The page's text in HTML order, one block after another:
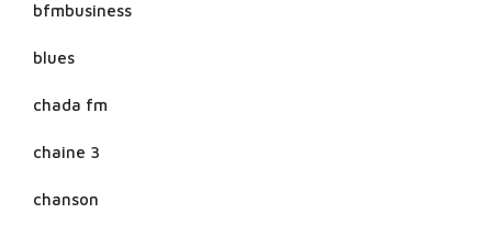
bfmbusiness
blues
chada fm
chaine 3
chanson